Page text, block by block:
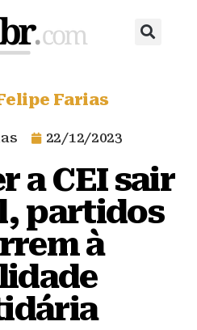
Farias
22/12/2023
a CEI sair
partidos
à